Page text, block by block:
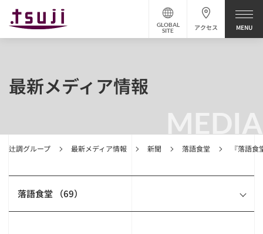
アクセス
GLOBAL
SITE
MEDIA
辻調グループ 最新メディア情報 新聞 落語食堂 『落語
最新メディア情報
落語食堂 （69）